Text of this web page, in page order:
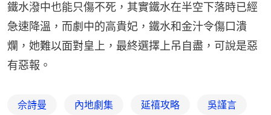
鐵水潑中也能只傷不死，其實鐵水在半空下落時已經
急速降溫，而劇中的高貴妃，鐵水和金汁令傷口潰
爛，她難以面對皇上，最終選擇上吊自盡，可說是惡
有惡報。
佘詩曼 內地劇集 延禧攻略 吳謹言